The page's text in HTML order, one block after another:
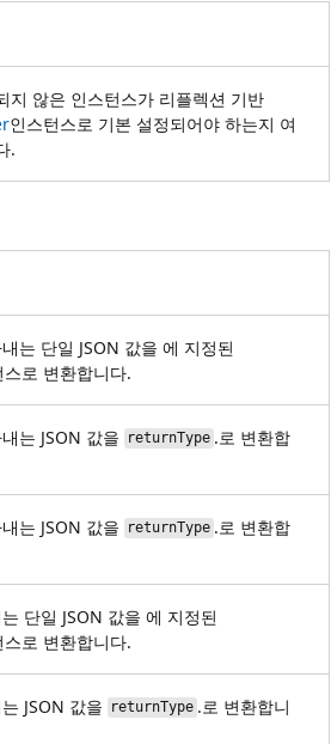
지 않은 인스턴스가 리플렉션 기반
인스턴스로 기본 설정되어야 하는지 여
.
는 단일 JSON 값을 에 지정된
스로 변환합니다.
는 JSON 값을 returnType .로 변환합
는 JSON 값을 returnType .로 변환합
단일 JSON 값을 에 지정된
스로 변환합니다.
JSON 값을 returnType .로 변환합니